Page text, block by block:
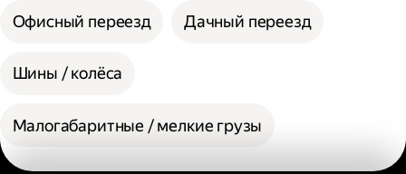
Офисный переезд Дачный переезд
Шины / колёса
Малогабаритные / мелкие грузы